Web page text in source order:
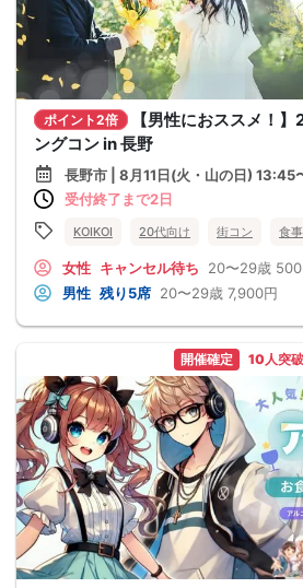
ポイント2倍
【男性におススメ！
ングコン in 長野
長野市 | 8月11日(火・山の日) 13:45
受付終了まで2日
KOIKOI 20代向け 街コン 食
女性 キャンセル待ち 20〜29歳
男性 残り5席 20〜29歳 7,900円
開催確定 10人突破